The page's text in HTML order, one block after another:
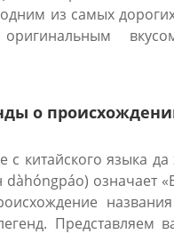
одним из самых
оригинальным
о
с китайского языка
dàhóngpáo) означает
Представляем